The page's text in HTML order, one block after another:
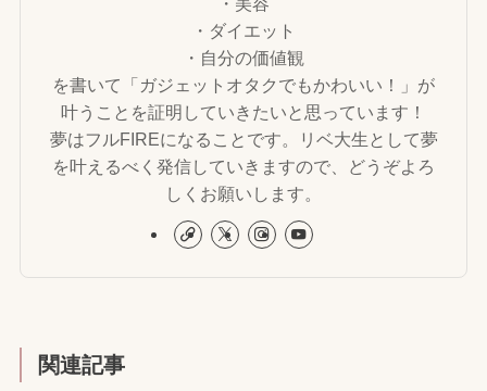
・ダイエット
・自分の価値観
を書いて「ガジェットオタクでもかわいい！」が
叶うことを証明していきたいと思っています！
夢はフルFIREになることです。リベ大生として夢
を叶えるべく発信していきますので、どうぞよろ
しくお願いします。
関連記事